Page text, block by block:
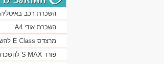
השכרת רכב באיטליה
השכרת אודי A4
מרצדס E Class להשכרה
פורד S MAX להשכרה